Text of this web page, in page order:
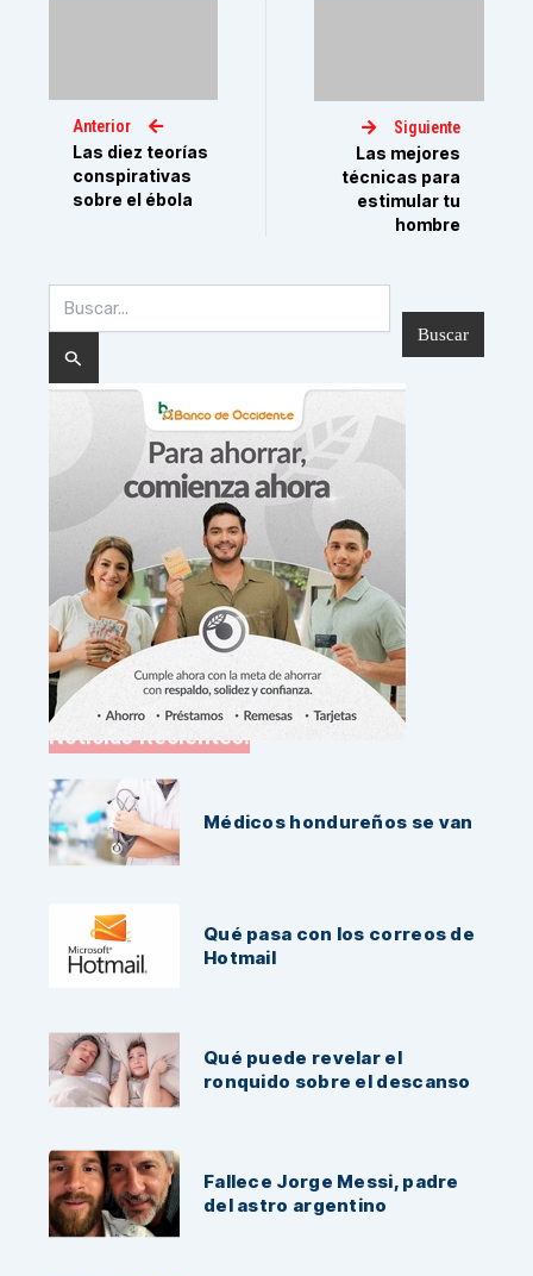
Anterior
Las diez teorías
conspirativas
sobre el ébola
Siguiente
Las mejores
técnicas para
estimular tu
hombre
por:
Noticias Recientes:
Médicos hondureños se van
Qué pasa con los correos de
Hotmail
Qué puede revelar el
ronquido sobre el descanso
Fallece Jorge Messi, padre
del astro argentino